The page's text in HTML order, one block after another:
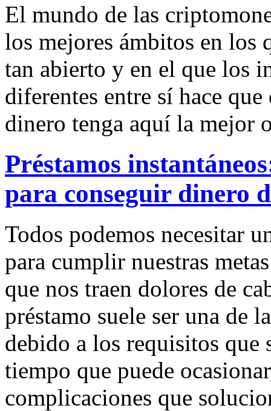
El mundo de las
los mejores ámbitos en los
tan abierto y en el que los
diferentes entre sí hace
dinero tenga aquí la mejor
Préstamos
para conseguir dinero
Todos podemos necesitar
para cumplir nuestras
que nos traen dolores de
préstamo suele ser una de
debido a los requisitos
tiempo que puede
complicaciones que